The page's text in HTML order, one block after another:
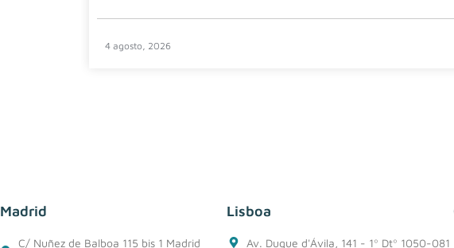
4 agosto, 2026
Madrid
C/ Nuñez de Balboa 115 bis 1 Madrid
Lisboa
Av. Duque d'Ávila, 141 - 1º Dtº 1050-081